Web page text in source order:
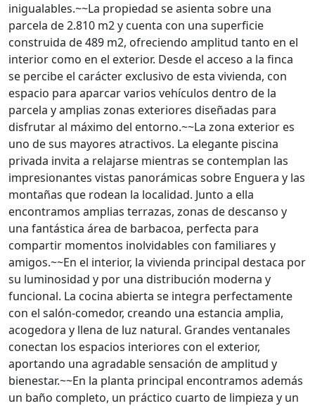
inigualables.~~La propiedad se asienta sobre una
parcela de 2.810 m2 y cuenta con una superficie
construida de 489 m2, ofreciendo amplitud tanto en el
interior como en el exterior. Desde el acceso a la finca
se percibe el carácter exclusivo de esta vivienda, con
espacio para aparcar varios vehículos dentro de la
parcela y amplias zonas exteriores diseñadas para
disfrutar al máximo del entorno.~~La zona exterior es
uno de sus mayores atractivos. La elegante piscina
privada invita a relajarse mientras se contemplan las
impresionantes vistas panorámicas sobre Enguera y las
montañas que rodean la localidad. Junto a ella
encontramos amplias terrazas, zonas de descanso y
una fantástica área de barbacoa, perfecta para
compartir momentos inolvidables con familiares y
amigos.~~En el interior, la vivienda principal destaca por
su luminosidad y por una distribución moderna y
funcional. La cocina abierta se integra perfectamente
con el salón-comedor, creando una estancia amplia,
acogedora y llena de luz natural. Grandes ventanales
conectan los espacios interiores con el exterior,
aportando una agradable sensación de amplitud y
bienestar.~~En la planta principal encontramos además
un baño completo, un práctico cuarto de limpieza y un